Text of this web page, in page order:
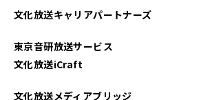
文化放送キャリアパートナーズ
東京音研放送サービス
文化放送iCraft
文化放送メディアブリッジ